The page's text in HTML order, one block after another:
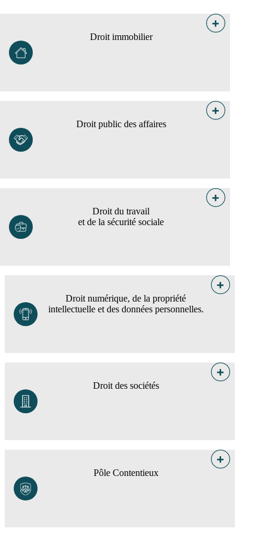
Droit immobilier
Droit public des affaires
Droit du travail
et de la sécurité sociale
Droit numérique, de la propriété
intellectuelle et des données personnelles.
Droit des sociétés
Pôle Contentieux